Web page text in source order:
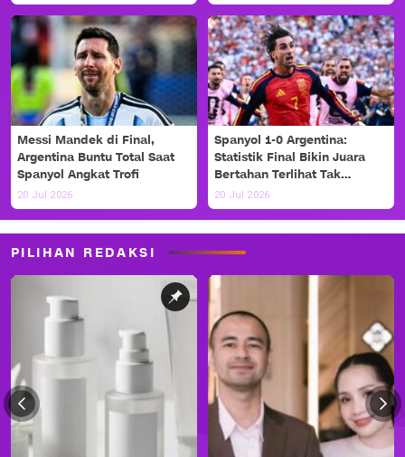
Messi Mandek di Final,
Argentina Buntu Total Saat
Spanyol Angkat Trofi
20 Jul 2026
Spanyol 1-0 Argentina:
Statistik Final Bikin Juara
Bertahan Terlihat Tak
Berdaya
20 Jul 2026
PILIHAN REDAKSI